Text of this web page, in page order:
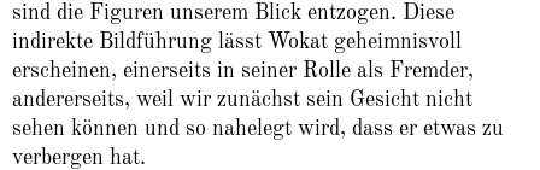
sind die Figuren unserem Blick entzogen. Diese
indirekte Bildführung lässt Wokat geheimnisvoll
erscheinen, einerseits in seiner Rolle als Fremder,
andererseits, weil wir zunächst sein Gesicht nicht
sehen können und so nahelegt wird, dass er etwas zu
verbergen hat.